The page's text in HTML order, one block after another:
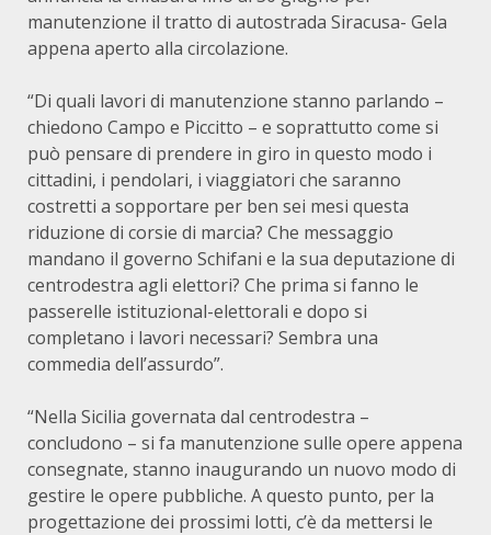
manutenzione il tratto di autostrada Siracusa- Gela
appena aperto alla circolazione.
“Di quali lavori di manutenzione stanno parlando –
chiedono Campo e Piccitto – e soprattutto come si
può pensare di prendere in giro in questo modo i
cittadini, i pendolari, i viaggiatori che saranno
costretti a sopportare per ben sei mesi questa
riduzione di corsie di marcia? Che messaggio
mandano il governo Schifani e la sua deputazione di
centrodestra agli elettori? Che prima si fanno le
passerelle istituzional-elettorali e dopo si
completano i lavori necessari? Sembra una
commedia dell’assurdo”.
“Nella Sicilia governata dal centrodestra –
concludono – si fa manutenzione sulle opere appena
consegnate, stanno inaugurando un nuovo modo di
gestire le opere pubbliche. A questo punto, per la
progettazione dei prossimi lotti, c’è da mettersi le